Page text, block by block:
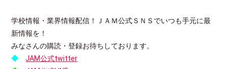
学校情報・業界情報配信！ＪＡＭ公式ＳＮＳでいつも手元に最
新情報を！
みなさんの購読・登録お待ちしております。
◆
JAM公式twitter